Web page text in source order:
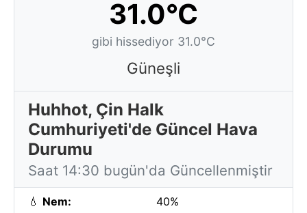
31.0°C
gibi hissediyor 31.0°C
Güneşli
Huhhot, Çin Halk
Cumhuriyeti'de Güncel Hava
Durumu
Saat 14:30 bugün'da Güncellenmiştir
💧 Nem: 40%